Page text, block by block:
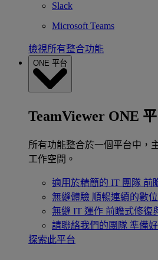
Slack
Microsoft Teams
檢視所有整合功能
ONE 平台
TeamViewer ONE
所有功能整合於一個平台中，
工作空間。
適用於精簡的 IT 團隊 前
無縫體驗 順暢連續的數
無縫 IT 運作 前瞻式修復
請聯絡我們的團隊 準備
探索此平台